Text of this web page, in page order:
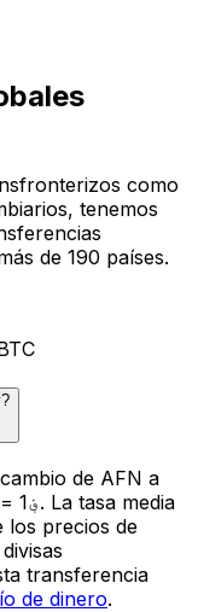
como
tenemos
de 190 países.
de AFN a
los precios de
transferencia
de dinero.